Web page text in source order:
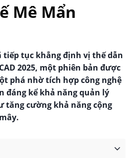
Mê Mẩn
tiếp tục khẳng định vị thế dẫn
2025, một phiên bản được
phá nhờ tích hợp công nghệ
đáng kể khả năng quản lý
tăng cường khả năng cộng